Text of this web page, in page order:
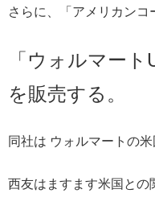
さらに、「アメリカンコ
「ウォルマー
を販売する。
同社は ウォルマートの米
西友はますます米国との